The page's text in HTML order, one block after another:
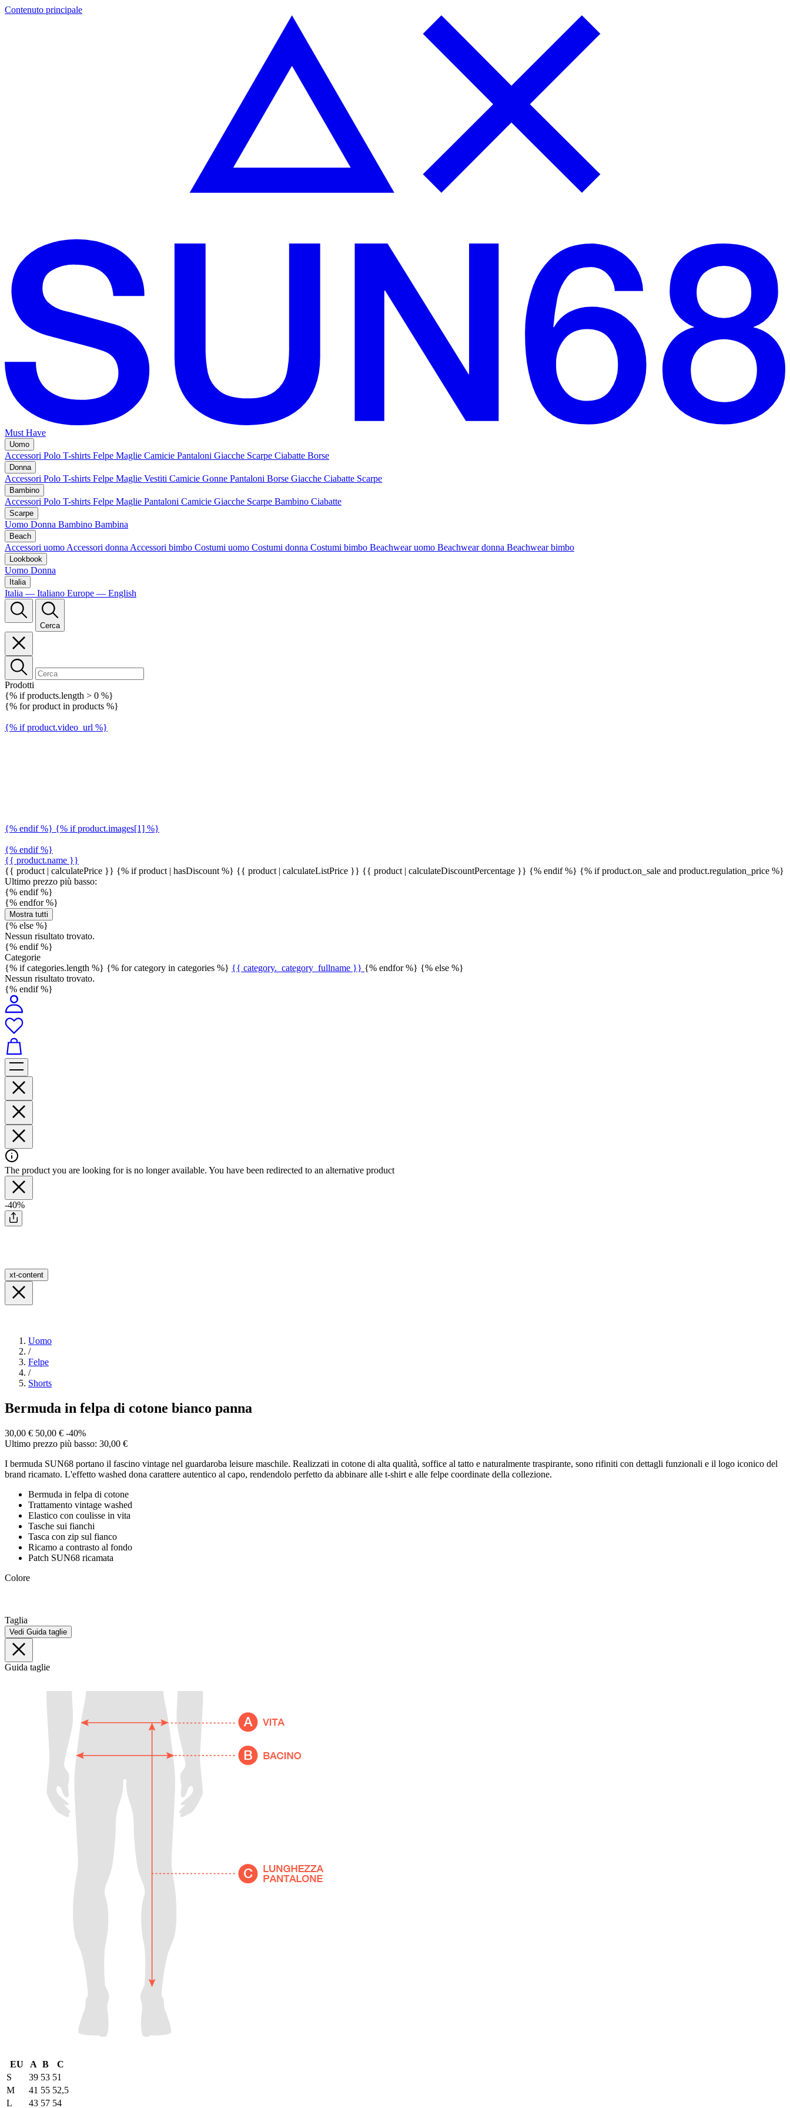
Contenuto principale
Must Have
Uomo
Accessori Polo T-shirts Felpe Maglie Camicie Pantaloni Giacche Scarpe Ciabatte Borse
Donna
Accessori Polo T-shirts Felpe Maglie Vestiti Camicie Gonne Pantaloni Borse Giacche Ciabatte Scarpe
Bambino
Accessori Polo T-shirts Felpe Maglie Pantaloni Camicie Giacche Scarpe Bambino Ciabatte
Scarpe
Uomo Donna Bambino Bambina
Beach
Accessori uomoAccessori donnaAccessori bimbo Costumi uomo Costumi donna Costumi bimbo Beachwear uomo Beachwear donna Beachwear bimbo
Lookbook
Uomo Donna
Italia
Italia — Italiano Europe — English
Cerca
Prodotti
{% if products.length > 0 %}
{% for product in products %}
{% if product.video_url %}
{% endif %} {% if product.images[1] %}
{% endif %}
{{ product.name }}
{{ product | calculatePrice }} {% if product | hasDiscount %} {{ product | calculateListPrice }} {{ product | calculateDiscountPercentage }} {% endif %} {% if product.on_sale and product.regulation_price %}
Ultimo prezzo più basso:
{% endif %}
{% endfor %}
Mostra tutti
{% else %}
Nessun risultato trovato.
{% endif %}
Categorie
{% if categories.length %} {% for category in categories %} {{ category._category_fullname }} {% endfor %} {% else %}
Nessun risultato trovato.
{% endif %}
The product you are looking for is no longer available. You have been redirected to an alternative product
-40%
xt-content
Uomo
/
Felpe
/
Shorts
Bermuda in felpa di cotone bianco panna
30,00 € 50,00 € -40%
Ultimo prezzo più basso: 30,00 €
I bermuda SUN68 portano il fascino vintage nel guardaroba leisure maschile. Realizzati in cotone di alta qualità, soffice al tatto e naturalmente traspirante, sono rifiniti con dettagli funzionali e il logo iconico del
brand ricamato. L'effetto washed dona carattere autentico al capo, rendendolo perfetto da abbinare alle t-shirt e alle felpe coordinate della collezione.
Bermuda in felpa di cotone
Trattamento vintage washed
Elastico con coulisse in vita
Tasche sui fianchi
Tasca con zip sul fianco
Ricamo a contrasto al fondo
Patch SUN68 ricamata
Colore
Taglia
Vedi Guida taglie
Guida taglie
EU A B
C
S
39 53 51
M
41 55 52,5
L
43 57 54